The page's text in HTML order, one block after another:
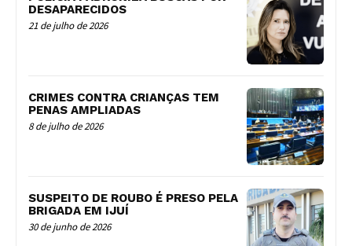
DESAPARECIDOS
21 de julho de 2026
CRIMES CONTRA CRIANÇAS TEM
PENAS AMPLIADAS
8 de julho de 2026
SUSPEITO DE ROUBO É PRESO PELA
BRIGADA EM IJUÍ
30 de junho de 2026